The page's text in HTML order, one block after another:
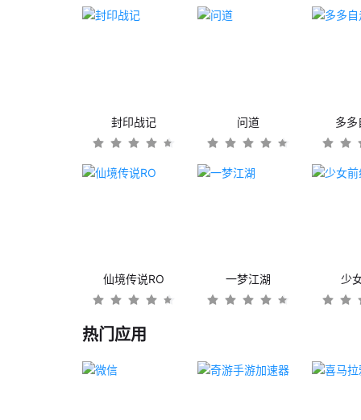
封印战记 问道 多多
仙境传说RO 一梦江湖 少
热门应用